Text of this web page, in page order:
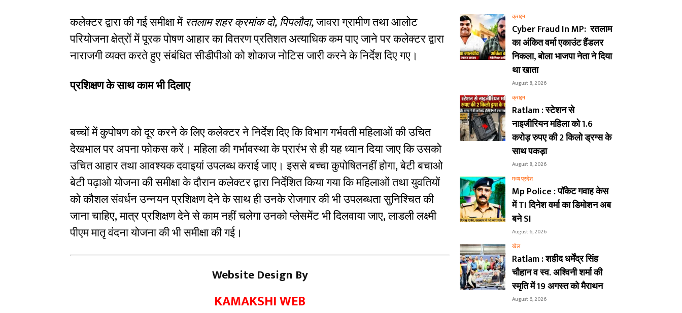
कलेक्टर द्वारा की गई समीक्षा मेंरतलाम शहर क्रमांक दो, पिपलौदा,जावरा ग्रामीण तथा आलोट
परियोजना क्षेत्रों में पूरक पोषण आहार का वितरण प्रतिशत अत्याधिक कम पाए जाने पर कलेक्टर द्वारा
नाराजगी व्यक्त करते हुए संबंधित सीडीपीओ को शोकाज नोटिस जारी करने के निर्देश दिए गए।
प्रशिक्षण के साथ काम भी दिलाए
बच्चों में कुपोषण को दूर करने के लिए कलेक्टर ने निर्देश दिए कि विभाग गर्भवती महिलाओं की उचित
देखभाल पर अपना फोकस करें। महिला की गर्भावस्था के प्रारंभ से ही यह ध्यान दिया जाए कि उसको
उचित आहार तथा आवश्यक दवाइयां उपलब्ध कराई जाए। इससे बच्चा कुपोषितनहीं होगा, बेटी बचाओ
बेटी पढ़ाओ योजना की समीक्षा के दौरान कलेक्टर द्वारा निर्देशित किया गया कि महिलाओं तथा युवतियों
को कौशल संवर्धन उन्नयन प्रशिक्षण देने के साथ ही उनके रोजगार की भी उपलब्धता सुनिश्चित की
जाना चाहिए, मात्र प्रशिक्षण देने से काम नहीं चलेगा उनको प्लेसमेंट भी दिलवाया जाए, लाडली लक्ष्मी
पीएम मातृ वंदना योजना की भी समीक्षा की गई।
Website Design By
KAMAKSHI WEB
क्राइम
Cyber Fraud In MP: रतलाम
का अंकित वर्मा एकाउंट हैंडलर
निकला, बोला भाजपा नेता ने दिया
था खाता
August 8, 2026
क्राइम
Ratlam : स्टेशन से
नाइजीरियन महिला को 1.6
करोड़ रुपए की 2 किलो ड्रग्स के
साथ पकड़ा
August 8, 2026
मध्य प्रदेश
Mp Police : पॉकेट गवाह केस
में TI दिनेश वर्मा का डिमोशन अब
बने SI
August 6, 2026
खेल
Ratlam : शहीद धर्मेंद्र सिंह
चौहान व स्व. अश्विनी शर्मा की
स्मृति में 19 अगस्त को मैराथन
August 6, 2026